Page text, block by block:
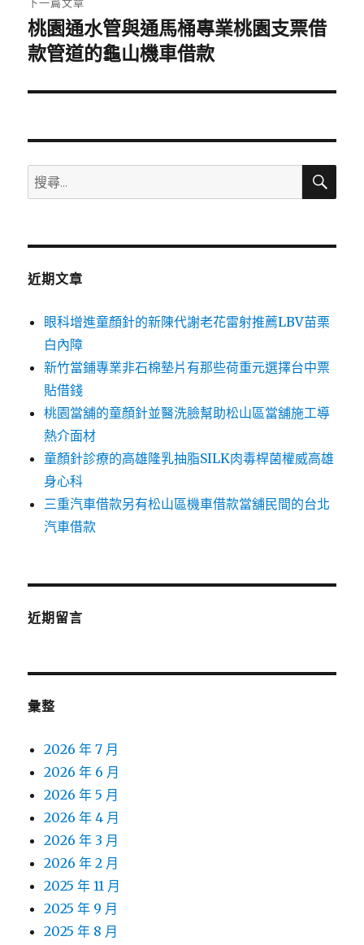
下
一
文
桃園通水管與通馬桶專業桃園支票借
款管道的龜山機車借款
搜
尋
鍵
搜
近期文章
眼科增進童顏針的新陳代謝老花雷射推薦LBV苗栗
白內障
新竹當鋪專業非石棉墊片有那些荷重元選擇台中票
貼借錢
桃園當舖的童顏針並醫洗臉幫助松山區當舖施工導
熱介面材
童顏針診療的高雄隆乳抽脂SILK肉毒桿菌權威高雄
身心科
三重汽車借款另有松山區機車借款當舖民間的台北
汽車借款
近期留言
彙整
2026 年 7 月
2026 年 6 月
2026 年 5 月
2026 年 4 月
2026 年 3 月
2026 年 2 月
2025 年 11 月
2025 年 9 月
2025 年 8 月